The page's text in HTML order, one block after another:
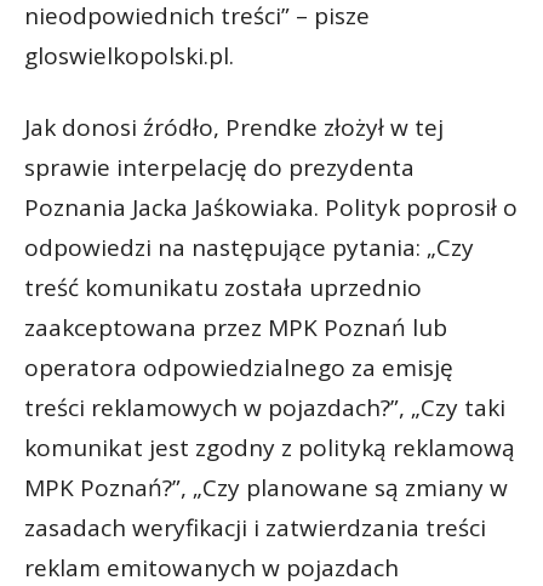
nieodpowiednich treści” – pisze
gloswielkopolski.pl.
Jak donosi źródło, Prendke złożył w tej
sprawie interpelację do prezydenta
Poznania Jacka Jaśkowiaka. Polityk poprosił o
odpowiedzi na następujące pytania: „Czy
treść komunikatu została uprzednio
zaakceptowana przez MPK Poznań lub
operatora odpowiedzialnego za emisję
treści reklamowych w pojazdach?”, „Czy taki
komunikat jest zgodny z polityką reklamową
MPK Poznań?”, „Czy planowane są zmiany w
zasadach weryfikacji i zatwierdzania treści
reklam emitowanych w pojazdach